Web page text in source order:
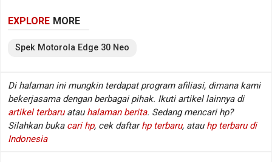
berkapasitas 4020 mAh. Berikut beberapa
spesifikasi kunci Motorola Edge 30 Neo.
Spesifikasi Motorola Edge 30 Neo
Jaringan
GSM / HSDPA / LTE / 5G
Layar 6.28 inch, 1080 x 2400 px
EXPLORE MORE
Spek Motorola Edge 30 Neo
Di halaman ini mungkin terdapat program afiliasi, dimana kami
bekerjasama dengan berbagai pihak. Ikuti artikel lainnya di
artikel terbaru atau halaman berita. Sedang mencari hp?
Silahkan buka cari hp, cek daftar hp terbaru, atau hp terbaru di
Indonesia